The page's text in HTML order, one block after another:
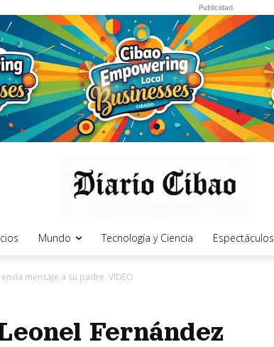
Publicidad
Mundo Tecnología y Ciencia Espectáculos
mensaje a su padre. VIDEO
Fernández